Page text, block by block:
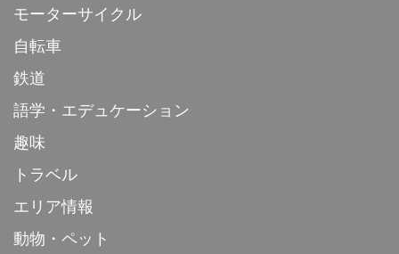
モーターサイクル
自転車
鉄道
語学・エデュケーション
趣味
トラベル
エリア情報
動物・ペット